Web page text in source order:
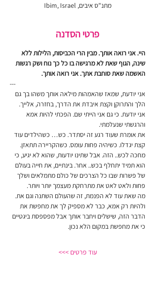
מתנ"ס איבים, Ibim, Israel
פרטי הסדנה
היי. אני רואה אותך. מבין הרי הכביסות, הלילות ללא
שינה, הגוף שאת לא מרגישה בו כל כך נוח ושק רגשות
האשמה שאת סוחבת אתך. אני רואה אותך.
---
אני יודעת, שמאז שהאמהות מילאה אותך משהו בך גם
הלך והתרוקן וקצת איבדת את הדרך, בחזרה, אלייך.
אני יודעת. כי גם אני הייתי שם. הפכתי להיות אמא
והרגשתי שנעלמתי.
את אומרת שעוד רגע זה יסתדר. כש… כשהילדים עוד
קצת יגדלו. כשיהיה פחות עומס. כשהקריירה תתאזן.
מחכה לכש.. הזה. אבל שתינו יודעות, שהוא לא יגיע, כי
הוא תמיד יתחלף בכש.. אחר. בינתיים, את חייה בעולם
של פשרות שבו כל הצרכים של כולם מתמלאים ושלך
פחות ולאט לאט את מתרחקת מעצמך יותר ויותר.
מה שאת עוד לא הפנמת, זה שהעולם השתנה וגם את.
ולהיות רק אמא, כבר לא מספיק לך את מחפשת את
הדבר הזה, שישלים ויחבר אותך אבל מפספסת ביגטיים
כי את מחפשת במקום הלא נכון.
עוד פרטים >>>